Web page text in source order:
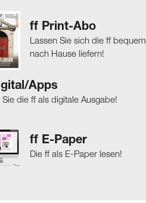
ff Print-Abo
Lassen Sie sich die ff bequem
nach Hause liefern!
Apps
Sie die ff als digitale Ausgabe!
ff E-Paper
Die ff als E-Paper lesen!